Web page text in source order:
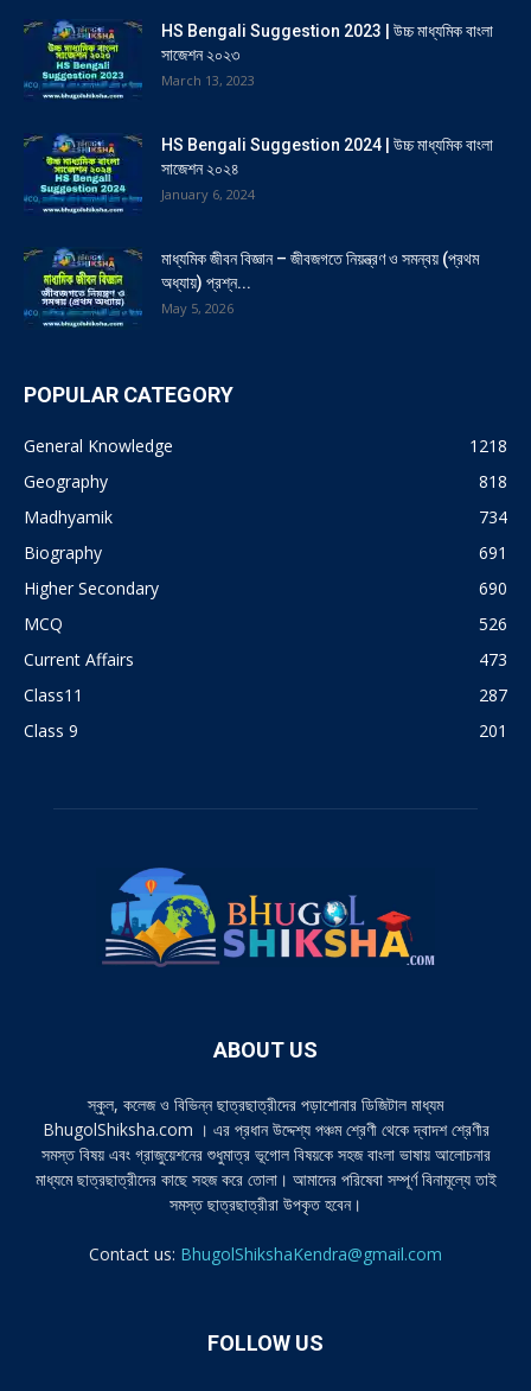
HS Bengali Suggestion 2023 | উচ্চ মাধ্যমিক বাংলা
সাজেশন ২০২৩
March 13, 2023
HS Bengali Suggestion 2024 | উচ্চ মাধ্যমিক বাংলা
সাজেশন ২০২৪
January 6, 2024
মাধ্যমিক জীবন বিজ্ঞান – জীবজগতে নিয়ন্ত্রণ ও সমন্বয় (প্রথম
অধ্যায়) প্রশ্ন...
May 5, 2026
POPULAR CATEGORY
General Knowledge
1218
Geography
818
Madhyamik
734
Biography
691
Higher Secondary
690
MCQ
526
Current Affairs
473
Class11
287
Class 9
201
ABOUT US
স্কুল, কলেজ ও বিভিন্ন ছাত্রছাত্রীদের পড়াশোনার ডিজিটাল মাধ্যম
BhugolShiksha.com । এর প্রধান উদ্দেশ্য পঞ্চম শ্রেণী থেকে দ্বাদশ শ্রেণীর
সমস্ত বিষয় এবং গ্রাজুয়েশনের শুধুমাত্র ভূগোল বিষয়কে সহজ বাংলা ভাষায় আলোচনার
মাধ্যমে ছাত্রছাত্রীদের কাছে সহজ করে তোলা। আমাদের পরিষেবা সম্পূর্ণ বিনামূল্যে তাই
সমস্ত ছাত্রছাত্রীরা উপকৃত হবেন।
Contact us: BhugolShikshaKendra@gmail.com
FOLLOW US